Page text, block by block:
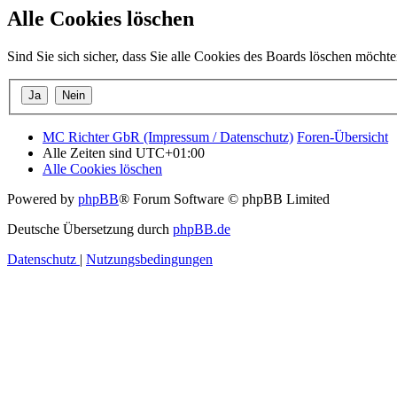
Alle Cookies löschen
Sind Sie sich sicher, dass Sie alle Cookies des Boards löschen
MC Richter GbR (Impressum / Datenschutz) Foren-Übersicht
Alle Zeiten sind UTC+01:00
Alle Cookies löschen
Powered by phpBB® Forum Software © phpBB Limited
Deutsche Übersetzung durch phpBB.de
Datenschutz | Nutzungsbedingungen